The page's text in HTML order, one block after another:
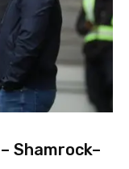
Shamrock–